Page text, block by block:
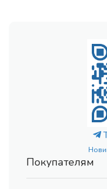
Покупателям